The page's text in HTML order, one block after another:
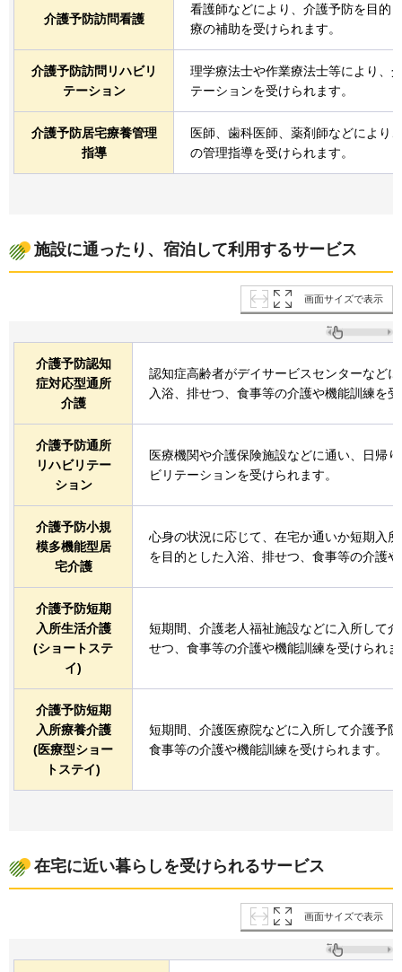
介護予防訪問看護
看護師などにより、介護予防を目的
療の補助を受けられます。
介護予防訪問リハビリ
テーション
理学療法士や作業療法士等により、
テーションを受けられます。
介護予防居宅療養管理
指導
医師、歯科医師、薬剤師などにより
の管理指導を受けられます。
施設に通ったり、宿泊して利用するサービス
画面サイズで表示
介護予防認知
症対応型通所
介護
認知症高齢者がデイサービスセンターなど
入浴、排せつ、食事等の介護や機能訓練を
介護予防通所
リハビリテー
ション
医療機関や介護保険施設などに通い、日帰
ビリテーションを受けられます。
介護予防小規
模多機能型居
宅介護
心身の状況に応じて、在宅か通いか短期入
を目的とした入浴、排せつ、食事等の介護
介護予防短期
入所生活介護
(ショートステ
イ)
短期間、介護老人福祉施設などに入所して
せつ、食事等の介護や機能訓練を受けられ
介護予防短期
入所療養介護
(医療型ショー
トステイ)
短期間、介護医療院などに入所して介護予
食事等の介護や機能訓練を受けられます。
在宅に近い暮らしを受けられるサービス
画面サイズで表示